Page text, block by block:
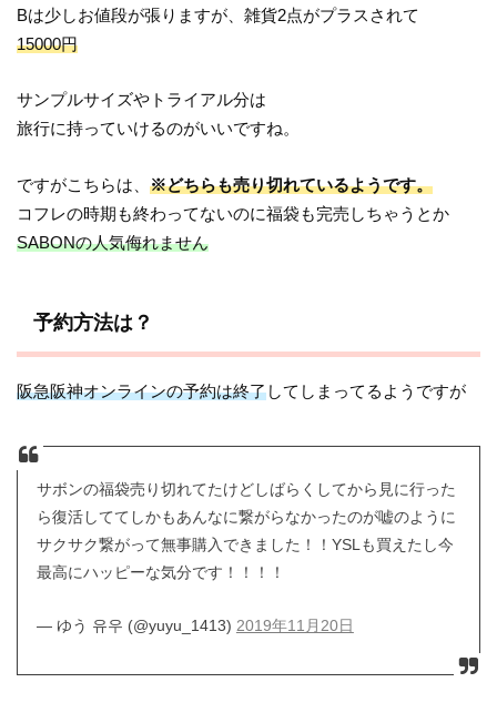
Bは少しお値段が張りますが、雑貨2点がプラスされて
15000円
サンプルサイズやトライアル分は
旅行に持っていけるのがいいですね。
ですがこちらは、※どちらも売り切れているようです。
コフレの時期も終わってないのに福袋も完売しちゃうとか
SABONの人気侮れません
予約方法は？
阪急阪神オンラインの予約は終了してしまってるようですが
サボンの福袋売り切れてたけどしばらくしてから見に行った
ら復活しててしかもあんなに繋がらなかったのが嘘のように
サクサク繋がって無事購入できました！！YSLも買えたし今
最高にハッピーな気分です！！！！
— ゆう 유우 (@yuyu_1413) 2019年11月20日